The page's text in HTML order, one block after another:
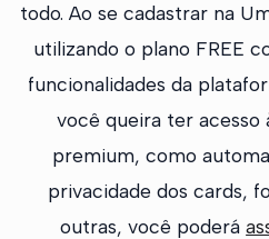
todo. Ao se cadastrar na
utilizando o plano FREE
funcionalidades da
você queira ter acesso
premium, como
privacidade dos cards,
outras, você poderá